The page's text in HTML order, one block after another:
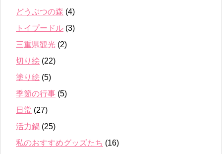
どうぶつの森 (4)
トイプードル (3)
三重県観光 (2)
切り絵 (22)
塗り絵 (5)
季節の行事 (5)
日常 (27)
活力鍋 (25)
私のおすすめグッズたち (16)